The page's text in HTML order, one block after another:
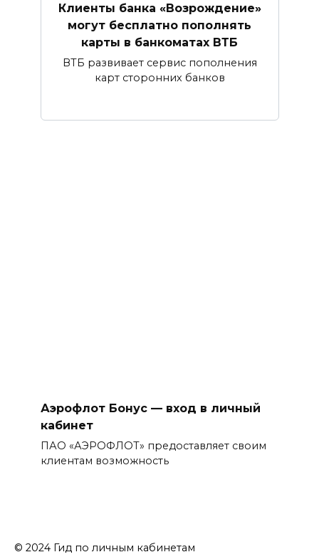
Клиенты банка «Возрождение»
могут бесплатно пополнять
карты в банкоматах ВТБ
ВТБ развивает сервис пополнения
карт сторонних банков
Аэрофлот Бонус — вход в личный
кабинет
ПАО «АЭРОФЛОТ» предоставляет своим
клиентам возможность
© 2024 Гид по личным кабинетам